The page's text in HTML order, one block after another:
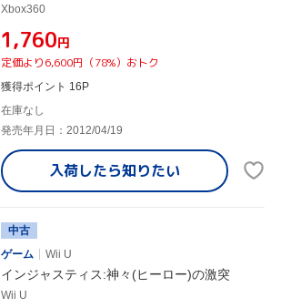
Xbox360
¥1,760円
定価より6,600円（78%）おトク
獲得ポイント 16P
在庫なし
発売年月日：2012/04/19
入荷したら知りたい
中古
ゲーム
Wii U
インジャスティス:神々(ヒーロー)の激突
Wii U